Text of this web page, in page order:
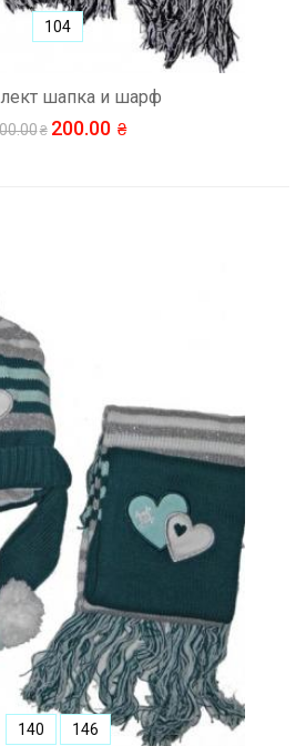
шапка и шарф
200.00
104
140 146